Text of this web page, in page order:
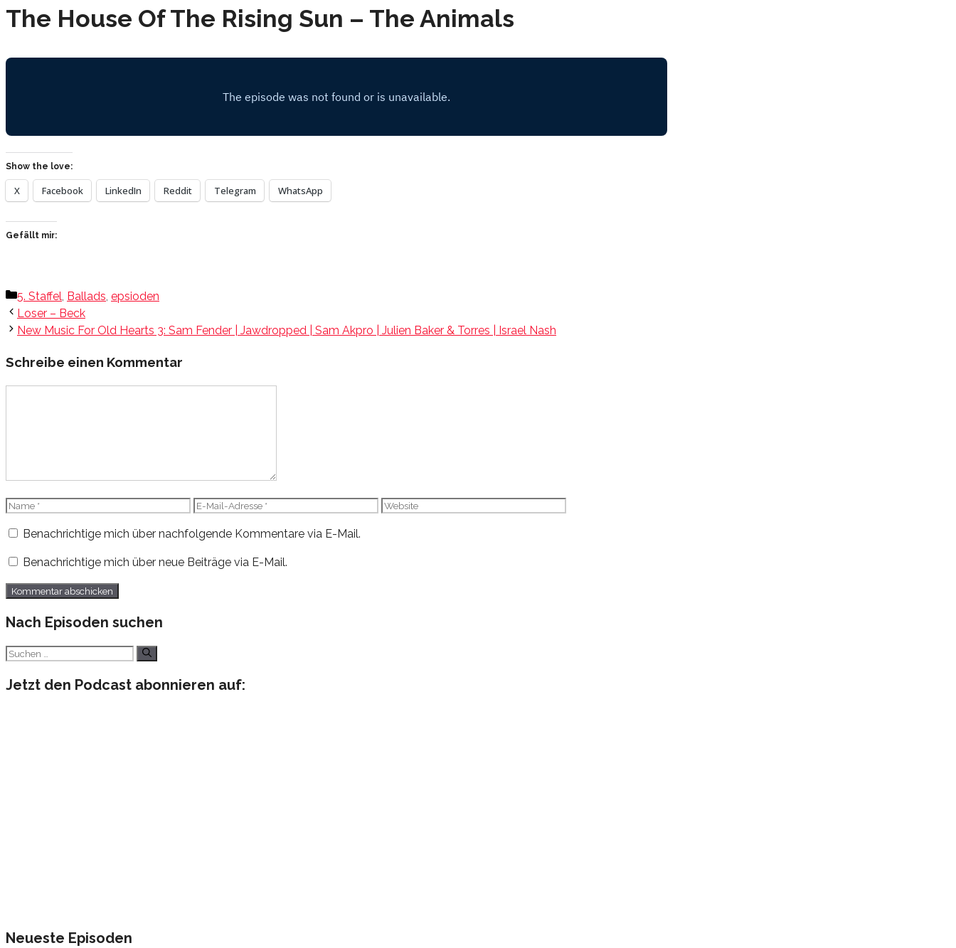
The House Of The Rising Sun – The Animals
Show the love:
X Facebook LinkedIn Reddit Telegram WhatsApp
Gefällt mir:
Kategorien
5. Staffel Ballads epsioden
Loser – Beck
New Music For Old Hearts 3: Sam Fender | Jawdropped | Sam Akpro | Julien Baker & Torres | Israel Nash
Schreibe einen Kommentar
Name
E-
Adresse
Website
Benachrichtige mich über nachfolgende Kommentare via E-Mail.
Benachrichtige mich über neue Beiträge via E-Mail.
Nach Episoden suchen
Suchen
Jetzt den Podcast abonnieren auf:
Neueste Episoden